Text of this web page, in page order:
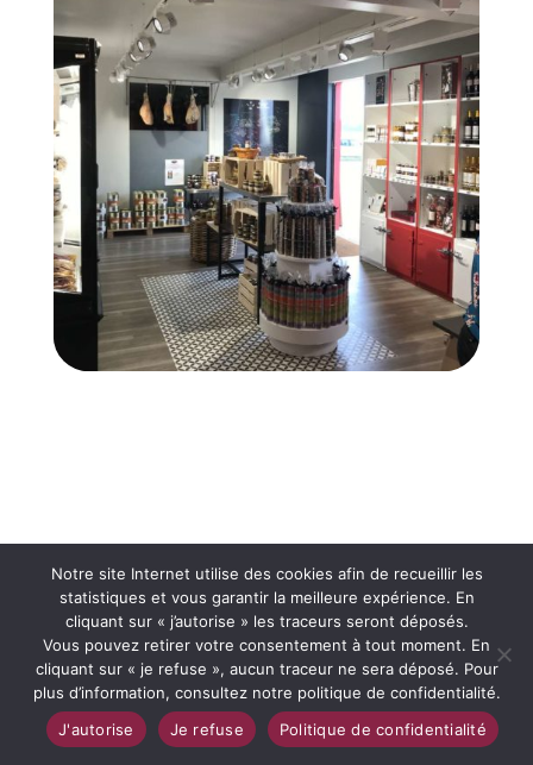
Notre site Internet utilise des cookies afin de recueillir les
statistiques et vous garantir la meilleure expérience. En
cliquant sur « j’autorise » les traceurs seront déposés.
Vous pouvez retirer votre consentement à tout moment. En
cliquant sur « je refuse », aucun traceur ne sera déposé. Pour
plus d’information, consultez notre politique de confidentialité.
J'autorise
Je refuse Politique de confidentialité